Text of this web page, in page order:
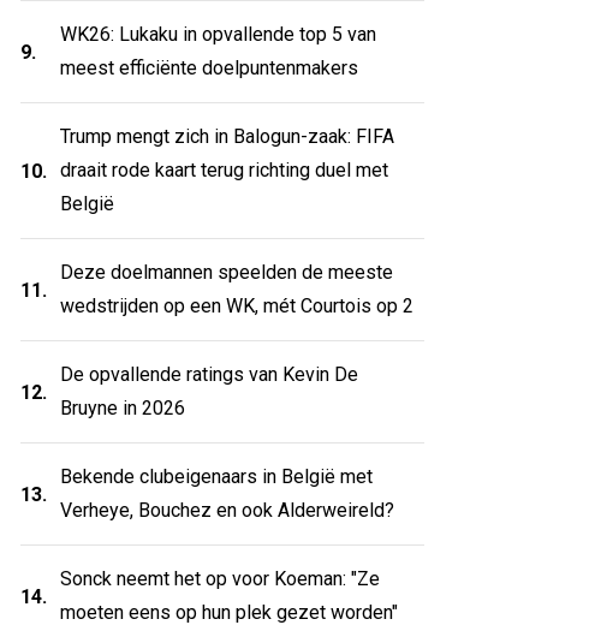
9.
WK26: Lukaku in opvallende top 5 van
meest efficiënte doelpuntenmakers
10.
Trump mengt zich in Balogun-zaak: FIFA
draait rode kaart terug richting duel met
België
11.
Deze doelmannen speelden de meeste
wedstrijden op een WK, mét Courtois op 2
12.
De opvallende ratings van Kevin De
Bruyne in 2026
13.
Bekende clubeigenaars in België met
Verheye, Bouchez en ook Alderweireld?
14.
Sonck neemt het op voor Koeman: "Ze
moeten eens op hun plek gezet worden"